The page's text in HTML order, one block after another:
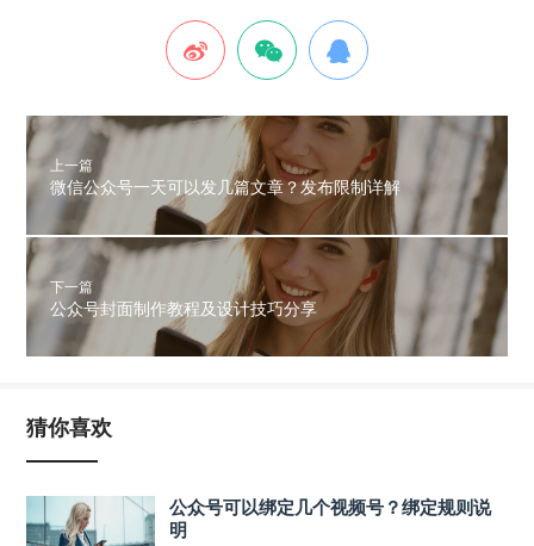
上一篇
微信公众号一天可以发几篇文章？发布限制详解
下一篇
公众号封面制作教程及设计技巧分享
猜你喜欢
公众号可以绑定几个视频号？绑定规则说
明